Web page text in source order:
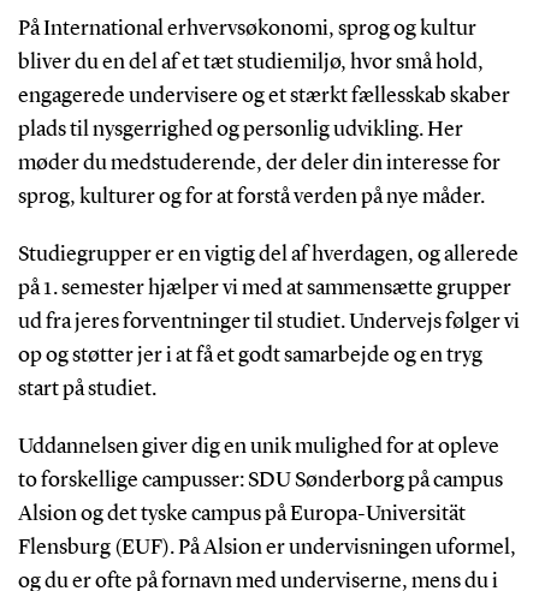
På International erhvervsøkonomi, sprog og kultur
bliver du en del af et tæt studiemiljø, hvor små hold,
engagerede undervisere og et stærkt fællesskab skaber
plads til nysgerrighed og personlig udvikling. Her
møder du medstuderende, der deler din interesse for
sprog, kulturer og for at forstå verden på nye måder.
Studiegrupper er en vigtig del af hverdagen, og allerede
på 1. semester hjælper vi med at sammensætte grupper
ud fra jeres forventninger til studiet. Undervejs følger vi
op og støtter jer i at få et godt samarbejde og en tryg
start på studiet.
Uddannelsen giver dig en unik mulighed for at opleve
to forskellige campusser: SDU Sønderborg på campus
Alsion og det tyske campus på Europa-Universität
Flensburg (EUF). På Alsion er undervisningen uformel,
og du er ofte på fornavn med underviserne, mens du i